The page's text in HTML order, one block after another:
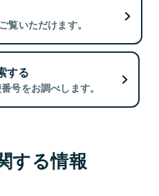
覧いただけます。
する
号をお調べします。
する情報